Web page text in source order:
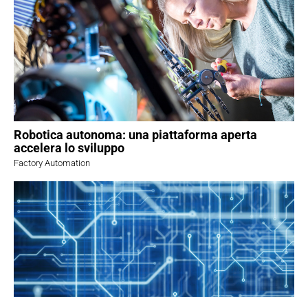
Robotica autonoma: una piattaforma aperta
accelera lo sviluppo
Factory Automation